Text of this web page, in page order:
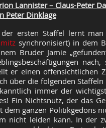
Lannister – Claus-Peter
Peter Dinklage
ersten Staffel lernt
synchronisiert) in dem
Bruder Jamie
er einen offensichtlichen
über die folgenden
immer der
Ein Nichtsnutz, der das
dem ganzen Politikgedöns
nicht leiden kann. In der